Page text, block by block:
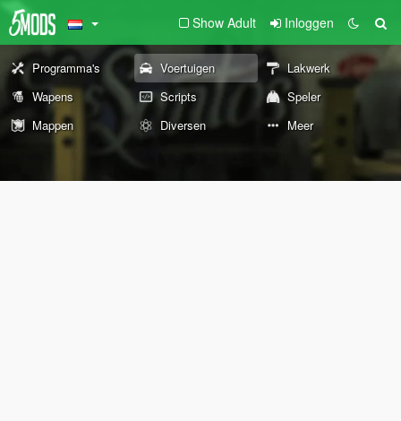
Show Adult Inloggen
Programma's Voertuigen
Lakwerk
Wapens
Scripts
Speler
Mappen
Diversen Meer